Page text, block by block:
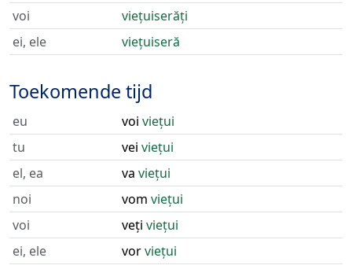
voi
viețuiserăți
ei, ele
viețuiseră
Toekomende tijd
eu voi viețui
tu
vei viețui
el, ea
va viețui
noi
vom viețui
voi
veți viețui
ei, ele
vorviețui